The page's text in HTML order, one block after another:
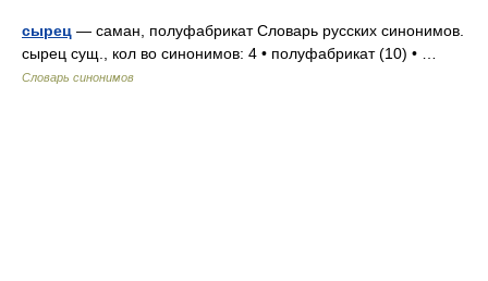
сырец — саман, полуфабрикат Словарь русских синонимов.
сырец сущ., кол во синонимов: 4 • полуфабрикат (10) • …
Словарь синонимов